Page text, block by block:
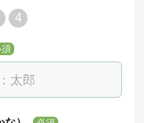
4
須